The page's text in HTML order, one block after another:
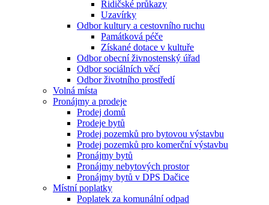
Řidičské průkazy
Uzavírky
Odbor kultury a cestovního ruchu
Památková péče
Získané dotace v kultuře
Odbor obecní živnostenský úřad
Odbor sociálních věcí
Odbor životního prostředí
Volná místa
Pronájmy a prodeje
Prodej domů
Prodeje bytů
Prodej pozemků pro bytovou výstavbu
Prodej pozemků pro komerční výstavbu
Pronájmy bytů
Pronájmy nebytových prostor
Pronájmy bytů v DPS Dačice
Místní poplatky
Poplatek za komunální odpad